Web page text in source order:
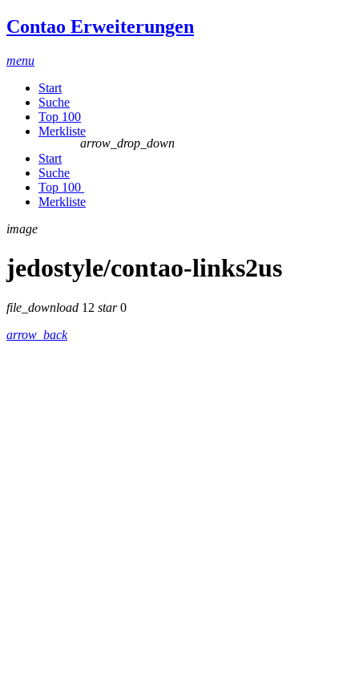
Contao Erweiterungen
menu
Start
Suche
Top 100
Merkliste
Start
Suche
Top 100
arrow_drop_down
Merkliste
image
jedostyle/contao-links2us
file_download 12 star0
arrow_back